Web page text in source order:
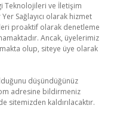
Teknolojileri ve İletişim
Sağlayıcı olarak hizmet
proaktif olarak denetleme
Ancak, üyelerimiz
olup, siteye üye olarak
düşündüğünüz
adresine bildirmeniz
sitemizden kaldırılacaktır.